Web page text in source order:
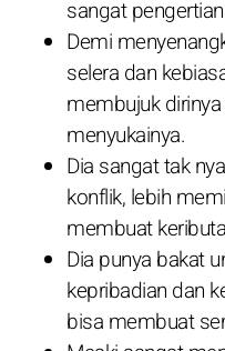
sangat
Demi
selera dan
membujuk
menyukainya.
Dia sangat tak
konflik, lebih
membuat
Dia punya bakat
kepribadian dan
bisa membuat